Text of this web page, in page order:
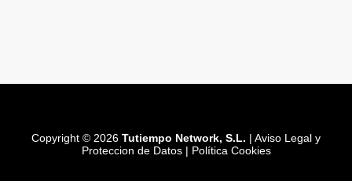
Copyright © 2026 Tutiempo Network, S.L. | Aviso Legal y
Proteccion de Datos| Política Cookies